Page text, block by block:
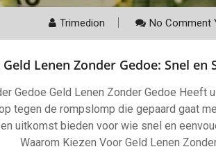
Trimedion No Comment
Lenen Zonder Gedoe: Snel
Gedoe Geld Lenen Zonder Gedoe Heeft
tegen de rompslomp die gepaard gaat
uitkomst bieden voor wie snel en
Waarom Kiezen Voor Geld Lenen